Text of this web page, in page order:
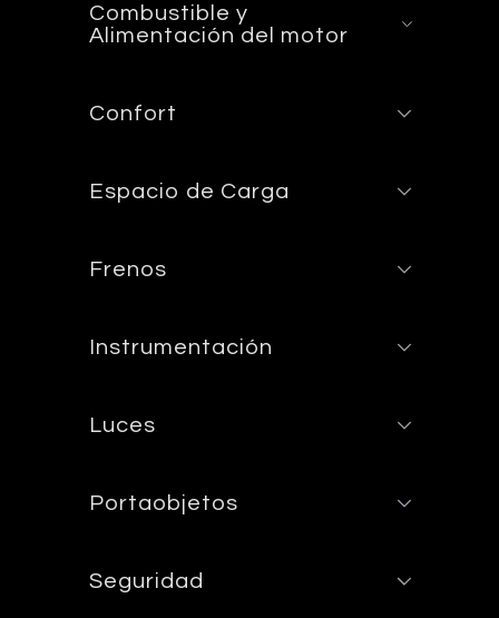
Combustible y
Alimentación del motor
Confort
Espacio de Carga
Frenos
Instrumentación
Luces
Portaobjetos
Seguridad